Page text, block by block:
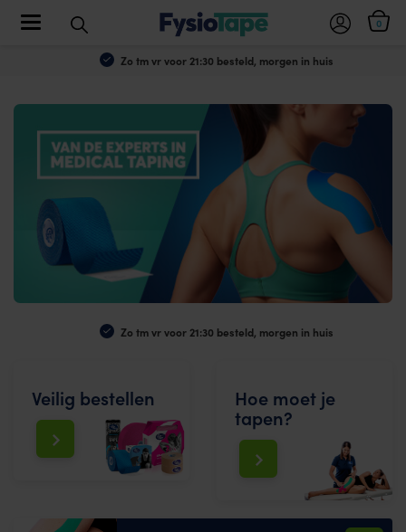
Zo tm vr voor 21:30 besteld, morgen in huis
0
Toggle navigation
Zo tm vr voor 21:30 besteld, morgen in huis
Veilig bestellen
Hoe moet je
tapen?